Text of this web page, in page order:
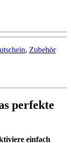
, Zubehör
perfekte
einfach